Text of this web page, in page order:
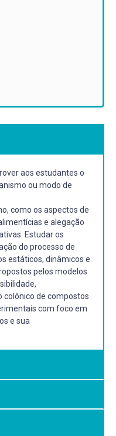
aos estudantes o
ou modo de
como os aspectos de
e alegação
Estudar os
do processo de
estáticos, dinâmicos e
pelos modelos
colônico de compostos
com foco em
e sua
e alegação de